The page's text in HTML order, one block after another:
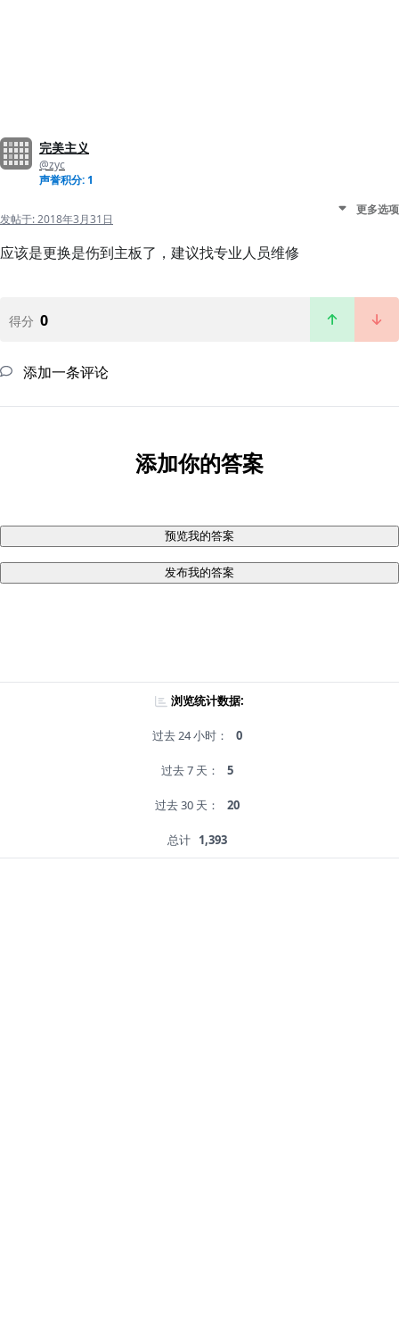
完美主义
@zyc
声誉积分: 1
发帖于:2018年3月31日
更多选项
应该是更换是伤到主板了，建议找专业人员维修
得分 0
添加一条评论
添加你的答案
预览我的答案
发布我的答案
浏览统计数据:
过去 24 小时： 0
过去 7 天： 5
过去 30 天： 20
总计 1,393